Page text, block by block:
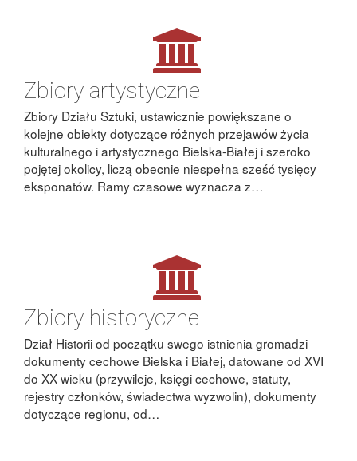
Zbiory artystyczne
Zbiory Działu Sztuki, ustawicznie powiększane o
kolejne obiekty dotyczące różnych przejawów życia
kulturalnego i artystycznego Bielska-Białej i szeroko
pojętej okolicy, liczą obecnie niespełna sześć tysięcy
eksponatów. Ramy czasowe wyznacza z…
Zbiory historyczne
Dział Historii od początku swego istnienia gromadzi
dokumenty cechowe Bielska i Białej, datowane od XVI
do XX wieku (przywileje, księgi cechowe, statuty,
rejestry członków, świadectwa wyzwolin), dokumenty
dotyczące regionu, od…